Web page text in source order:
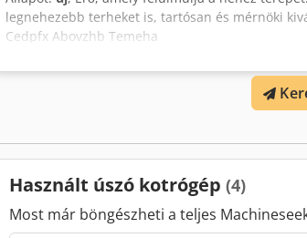
legnehezebb terheket is, tartósan és mérnöki
Cedpfx Abovzhb Temeha
Használt úszó kotrógép (4)
Most már böngészheti a teljes